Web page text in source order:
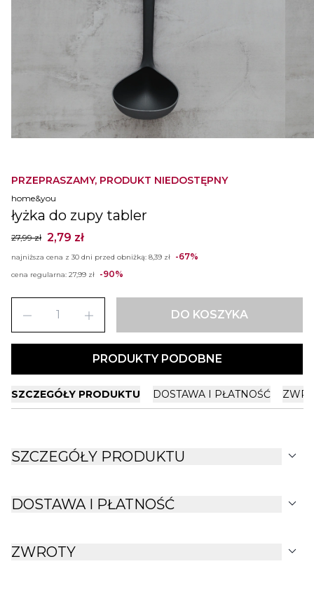
PRZEPRASZAMY, PRODUKT NIEDOSTĘPNY
home&you
łyżka do zupy tabler
27,99 zł 2,79 zł
najniższa cena z 30 dni przed obniżką: 8,39 zł -67%
cena regularna: 27,99 zł -90%
remove add DO KOSZYKA
PRODUKTY PODOBNE
SZCZEGÓŁY PRODUKTU DOSTAWA I PŁATNOŚĆ
SZCZEGÓŁY PRODUKTU expand_more
DOSTAWA I PŁATNOŚĆ expand_more
ZWROTY expand_more